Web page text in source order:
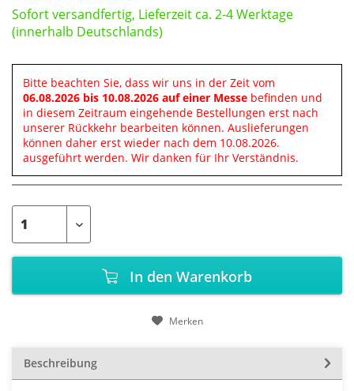
Sofort versandfertig, Lieferzeit ca. 2-4 Werktage
(innerhalb Deutschlands)
Bitte beachten Sie, dass wir uns in der Zeit vom
06.08.2026 bis 10.08.2026 auf einer Messe befinden und
in diesem Zeitraum eingehende Bestellungen erst nach
unserer Rückkehr bearbeiten können. Auslieferungen
können daher erst wieder nach dem 10.08.2026.
ausgeführt werden. Wir danken für Ihr Verständnis.
In den Warenkorb
Merken
Beschreibung